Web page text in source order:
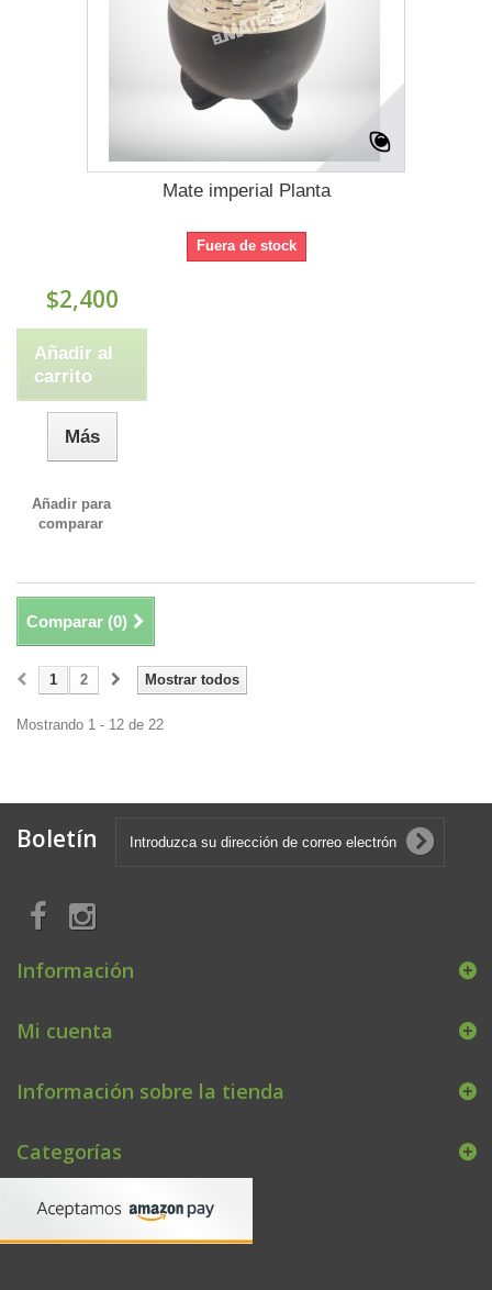
Mate imperial Planta
Fuera de stock
$2,400
Añadir al
carrito
Más
Añadir para
comparar
Comparar (0)
Mostrar todos
1 2
Mostrando 1 - 12 de 22
Boletín
Información
Mi cuenta
Información sobre la tienda
Categorías